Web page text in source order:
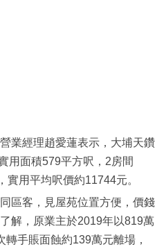
業經理趙愛蓮表示，大埔天鑽
用面積579平方呎，2房間
實用平均呎價約11744元。
區客，見屋苑位置方便，價錢
解，原業主於2019年以819萬
手賬面蝕約139萬元離場，